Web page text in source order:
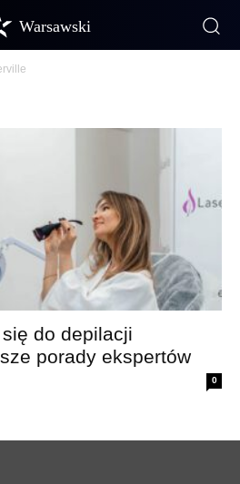
Warsawski
do depilacji
porady ekspertów
0